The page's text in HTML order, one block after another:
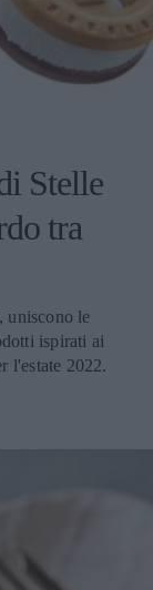
Stelle
tra
uniscono le
ispirati ai
l'estate 2022.